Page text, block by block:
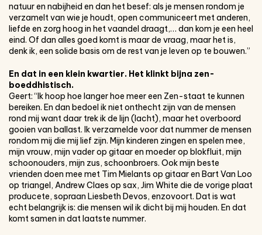
natuur en nabijheid en dan het besef: als je mensen rondom je
verzamelt van wie je houdt, open communiceert met anderen,
liefde en zorg hoog in het vaandel draagt,… dan kom je een heel
eind. Of dan alles goed komt is maar de vraag, maar het is,
denk ik, een solide basis om de rest van je leven op te bouwen.”
En dat in een klein kwartier. Het klinkt bijna zen-
boeddhistisch.
Geert: “Ik hoop hoe langer hoe meer een Zen-staat te kunnen
bereiken. En dan bedoel ik niet onthecht zijn van de mensen
rond mij want daar trek ik de lijn (lacht), maar het overboord
gooien van ballast. Ik verzamelde voor dat nummer de mensen
rondom mij die mij lief zijn. Mijn kinderen zingen en spelen mee,
mijn vrouw, mijn vader op gitaar en moeder op blokfluit, mijn
schoonouders, mijn zus, schoonbroers. Ook mijn beste
vrienden doen mee met Tim Mielants op gitaar en Bart Van Loo
op triangel, Andrew Claes op sax, Jim White die de vorige plaat
producete, sopraan Liesbeth Devos, enzovoort. Dat is wat
echt belangrijk is: die mensen wil ik dicht bij mij houden. En dat
komt samen in dat laatste nummer.